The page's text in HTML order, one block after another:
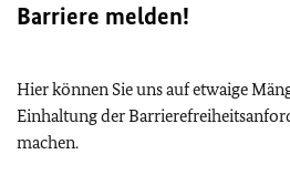
Barriere melden!
Hier können Sie uns auf etwaige
Einhaltung der
machen.